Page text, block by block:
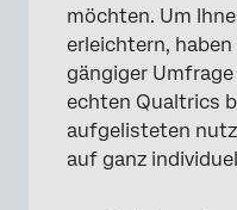
möchten. Um
erleichtern,
gängiger
echten Qualtrics
aufgelisteten
auf ganz